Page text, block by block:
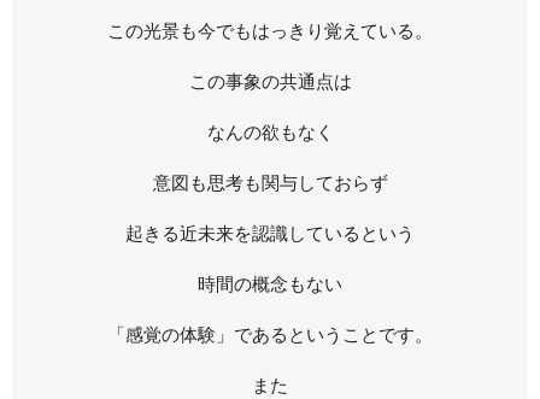
この光景も今でもはっきり覚えている。
この事象の共通点は
なんの欲もなく
意図も思考も関与しておらず
起きる近未来を認識しているという
時間の概念もない
「感覚の体験」であるということです。
また